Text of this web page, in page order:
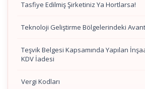
Tasfiye Edilmiş Şirketiniz Ya Hortlarsa!
Teknoloji Geliştirme Bölgelerindeki
Teşvik Belgesi Kapsamında Yapılan
KDV İadesi
Vergi Kodları